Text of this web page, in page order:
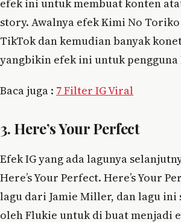
efek ini untuk membuat konten
story. Awalnya efek Kimi No
TikTok dan kemudian banyak
yangbikin efek ini untuk pengguna
Baca juga : 7 Filter IG Viral
3. Here’s Your Perfect
Efek IG yang ada lagunya
Here’s Your Perfect. Here’s Your
lagu dari Jamie Miller, dan lagu ini
oleh Flukie untuk di buat menjadi